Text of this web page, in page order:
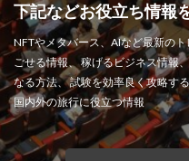
下記などお役立ち情報
NFTやメタバース、AIなど最新の
ごせる情報、 稼げるビジネス情報
なる方法、 試験を効率良く攻略す
国内外の旅行に役立つ情報